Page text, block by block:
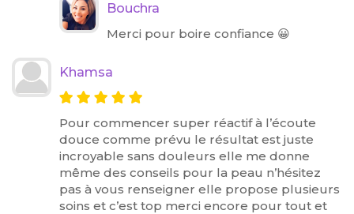
Bouchra
Merci pour boire confiance 😀
Khamsa
Pour commencer super réactif à l’écoute
douce comme prévu le résultat est juste
incroyable sans douleurs elle me donne
même des conseils pour la peau n’hésitez
pas à vous renseigner elle propose plusieurs
soins et c’est top merci encore pour tout et